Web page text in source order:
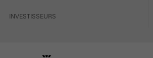
INVESTISSEURS